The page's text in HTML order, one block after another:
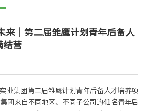
来｜第二届雏鹰计划青年后备人
结营
业集团第二届雏鹰计划青年后备人才培养项
团来自不同地区、不同子公司的41名青年后